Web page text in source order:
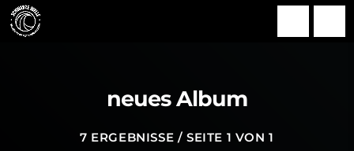
neues Album
7 ERGEBNISSE / SEITE 1 VON 1